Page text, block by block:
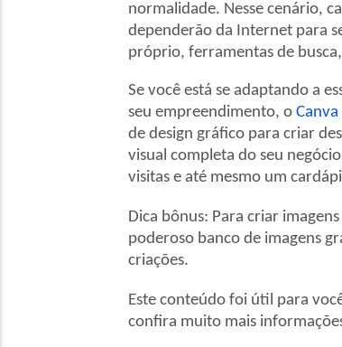
normalidade. Nesse cenário,
dependerão da Internet para
próprio, ferramentas de
Se você está se adaptando a
seu empreendimento, o Canva
de design gráfico para criar
visual completa do seu
visitas e até mesmo um
Dica bônus: Para criar
poderoso banco de imagens
criações.
Este conteúdo foi útil para
confira muito mais